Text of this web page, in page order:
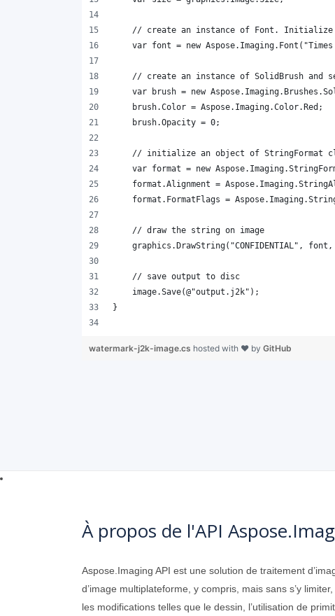
watermark-j2k-image.cs hosted with ❤ by GitHub
À propos de l'API
Aspose.Imaging API est une solution de traitement
d’image multiplateforme, y compris, mais sans s’y
les modifications telles que le dessin, l’utilisation de